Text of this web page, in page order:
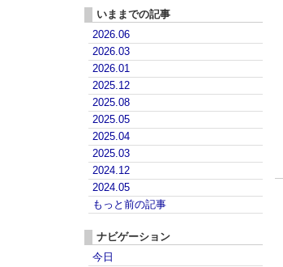
いままでの記事
2026.06
2026.03
2026.01
2025.12
2025.08
2025.05
2025.04
2025.03
2024.12
2024.05
もっと前の記事
ナビゲーション
今日